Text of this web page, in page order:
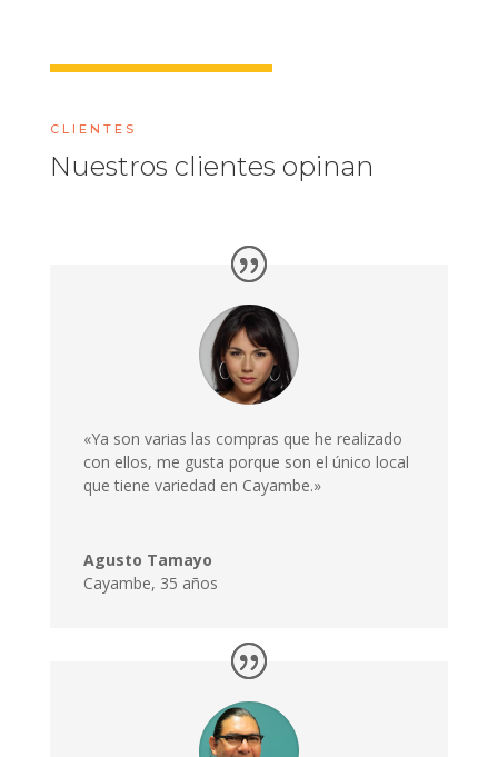
CLIENTES
Nuestros clientes opinan
«Ya son varias las compras que he realizado
con ellos, me gusta porque son el único local
que tiene variedad en Cayambe.»
Agusto Tamayo
Cayambe, 35 años